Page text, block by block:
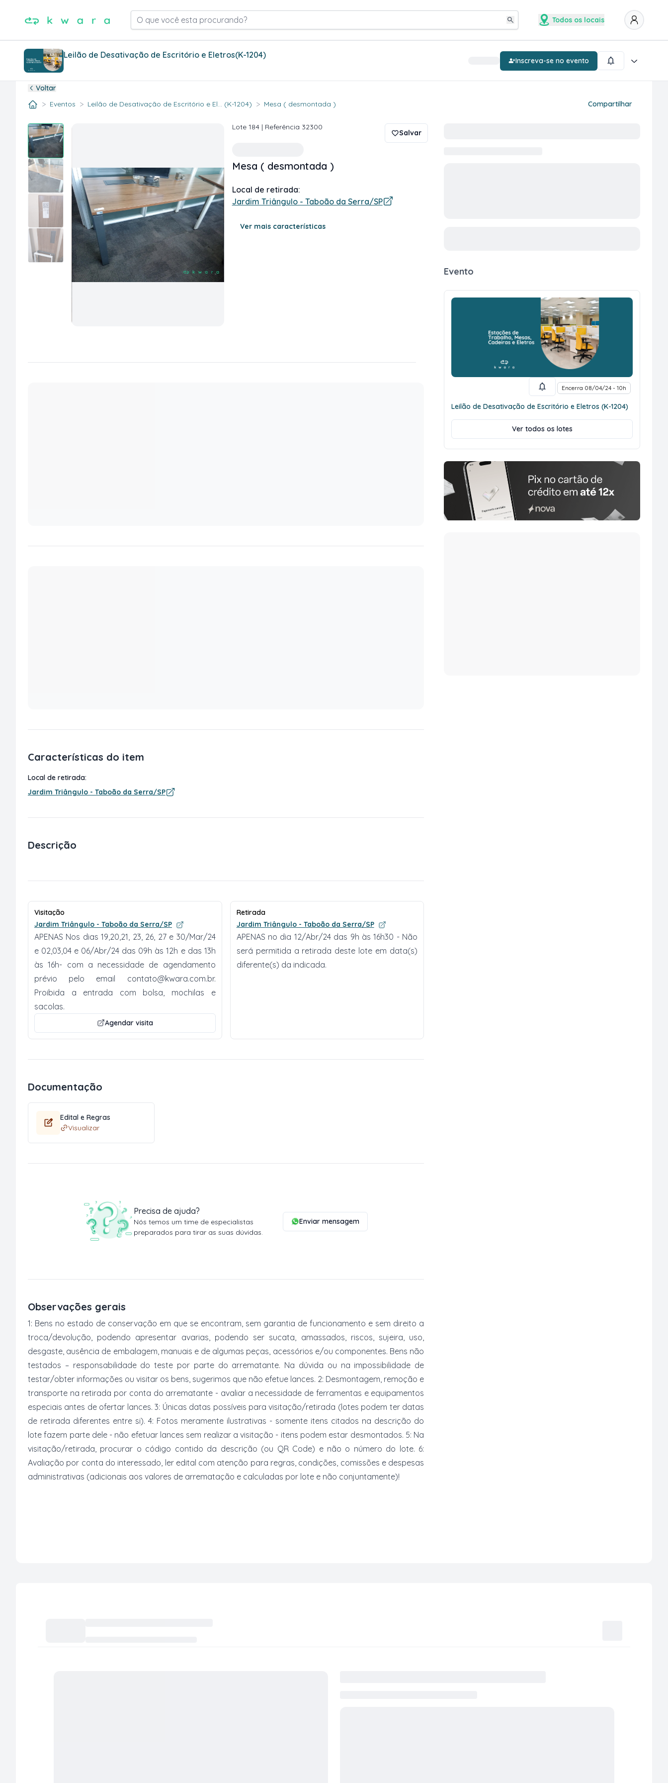
O que você esta procurando? Todos os locais
Leilão de Desativação de Escritório e Eletros(K-1204)
Inscreva-se no evento
Voltar
> Eventos > Leilão de Desativação de Escritório e El... (K-1204) > Mesa ( desmontada ) Compartilhar
Lote 184| Referência 32300
Salvar
Mesa ( desmontada )
Local de retirada:
Jardim Triângulo - Taboão da Serra/SP
Ver mais características
Evento
Encerra 08/04/24 - 10h
Leilão de Desativação de Escritório e Eletros (K-1204)
Ver todos os lotes
Características do item
Local de retirada:
Jardim Triângulo - Taboão da Serra/SP
Descrição
Visitação
Jardim Triângulo - Taboão da Serra/SP
APENAS Nos dias 19,20,21, 23, 26, 27 e 30/Mar/24
e 02,03,04 e 06/Abr/24 das 09h às 12h e das 13h
às 16h- com a necessidade de agendamento
prévio pelo email contato@kwara.com.br.
Proibida a entrada com bolsa, mochilas e
sacolas.
Agendar visita
Retirada
Jardim Triângulo - Taboão da Serra/SP
APENAS no dia 12/Abr/24 das 9h às 16h30 - Não
será permitida a retirada deste lote em data(s)
diferente(s) da indicada.
Documentação
Edital e Regras
Visualizar
Precisa de ajuda?
Nós temos um time de especialistas
preparados para tirar as suas dúvidas.
Enviar mensagem
Observações gerais
1: Bens no estado de conservação em que se encontram, sem garantia de funcionamento e sem direito a
troca/devolução, podendo apresentar avarias, podendo ser sucata, amassados, riscos, sujeira, uso,
desgaste, ausência de embalagem, manuais e de algumas peças, acessórios e/ou componentes. Bens não
testados – responsabilidade do teste por parte do arrematante. Na dúvida ou na impossibilidade de
testar/obter informações ou visitar os bens, sugerimos que não efetue lances. 2: Desmontagem, remoção e
transporte na retirada por conta do arrematante - avaliar a necessidade de ferramentas e equipamentos
especiais antes de ofertar lances. 3: Únicas datas possíveis para visitação/retirada (lotes podem ter datas
de retirada diferentes entre si). 4: Fotos meramente ilustrativas - somente itens citados na descrição do
lote fazem parte dele - não efetuar lances sem realizar a visitação - itens podem estar desmontados. 5: Na
visitação/retirada, procurar o código contido da descrição (ou QR Code) e não o número do lote. 6:
Avaliação por conta do interessado, ler edital com atenção para regras, condições, comissões e despesas
administrativas (adicionais aos valores de arrematação e calculadas por lote e não conjuntamente)!